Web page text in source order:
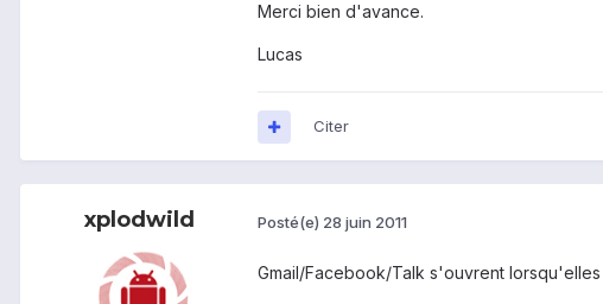
Merci bien d'avance.
Lucas
Citer
xplodwild Posté(e) 28 juin 2011
Gmail/Facebook/Talk s'ouvrent